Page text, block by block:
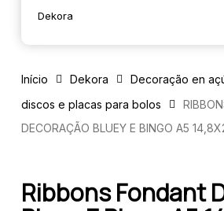
Dekora
Início Dekora Decoração en
discos e placas para bolos
DECORAÇÃO BLUEY E BINGO A5
Ribbons Fondant